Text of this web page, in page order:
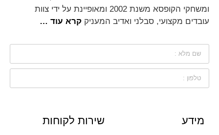
ומשחקי הקופסא משנת 2002 ומאופיינת על ידי צוות
עובדים מקצועי, סבלני ואדיב המעניק קרא עוד …
מידע שירות לקוחות